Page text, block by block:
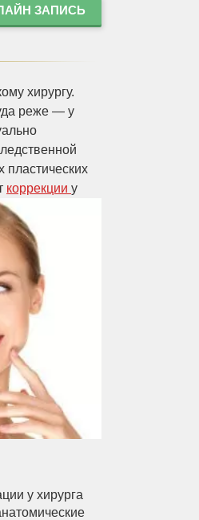
ЗАПИСЬ
хирургу.
реже — у
пластических
коррекции у
у хирурга